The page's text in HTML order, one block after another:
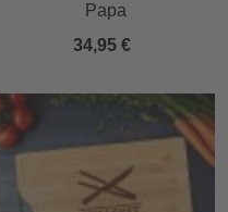
Papa
34,95 €